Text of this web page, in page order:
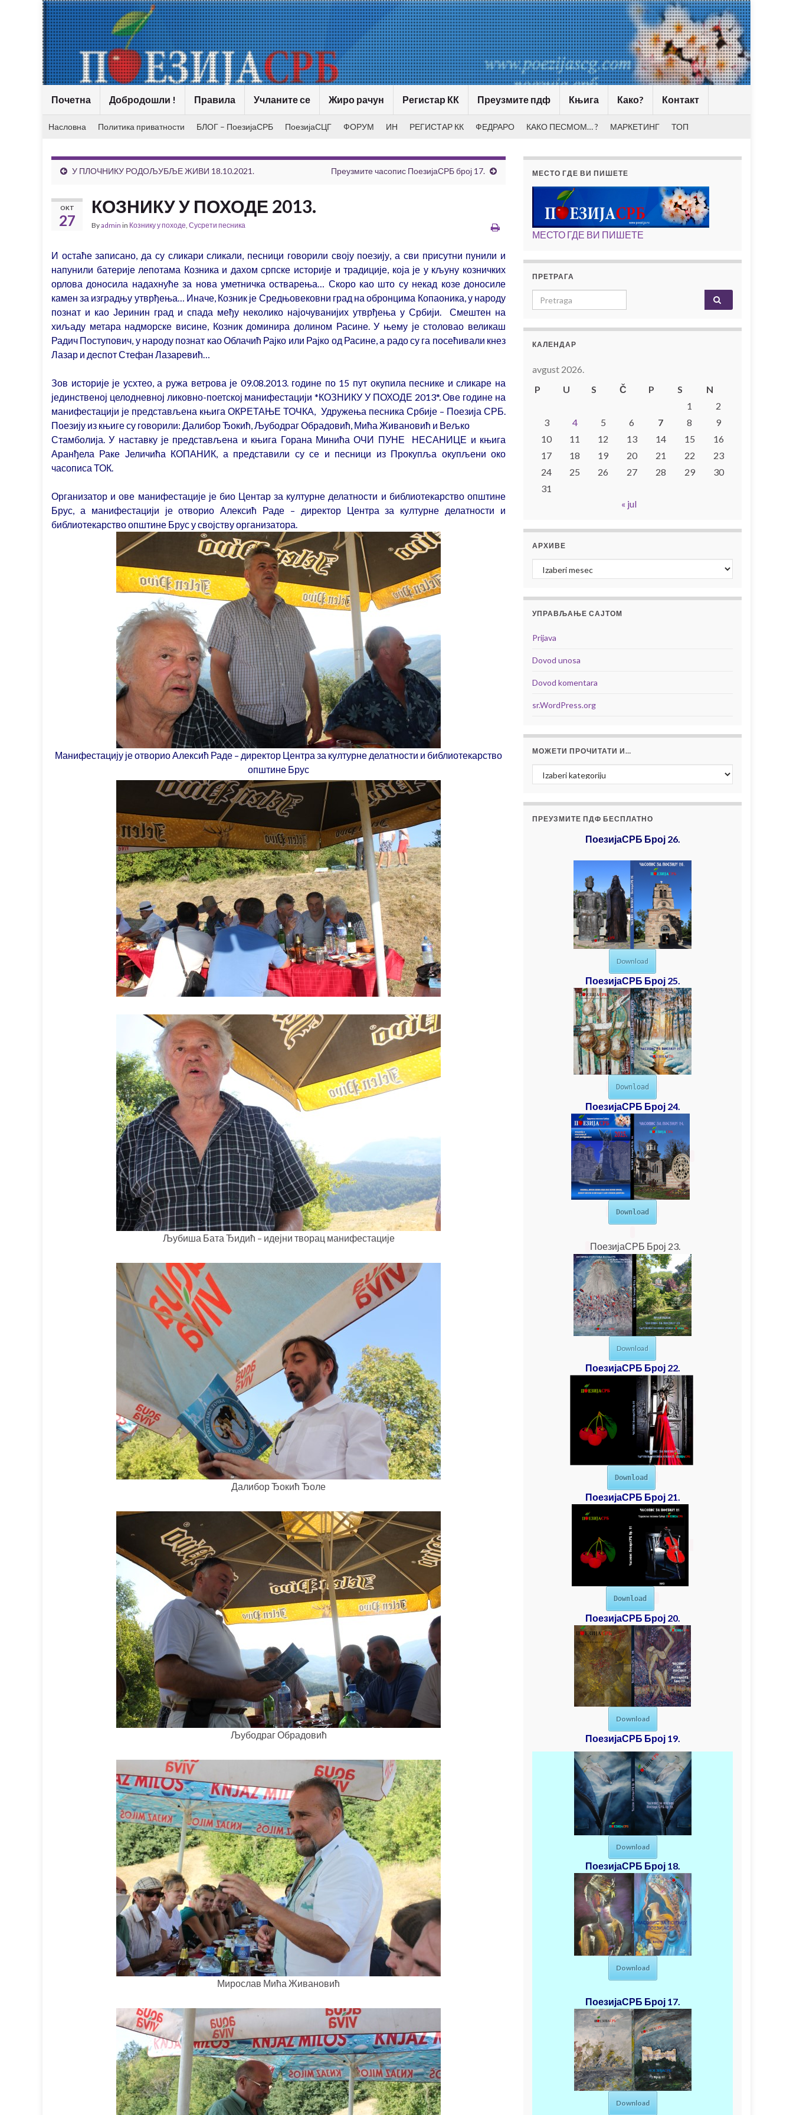
Почетна Добродошли ! Правила Учланите се Жиро рачун Регистар КК Преузмите пдф Књига Како? Контакт
Насловна Политика приватности БЛОГ – ПоезијаСРБ ПоезијаСЦГ ФОРУМ ИН РЕГИСТАР КК ФЕДРАРО КАКО ПЕСМОМ… ? МАРКЕТИНГ ТОП
У ПЛОЧНИКУ РОДОЉУБЉЕ ЖИВИ 18.10.2021. Преузмите часопис ПоезијаСРБ број 17.
OKT
27
КОЗНИКУ У ПОХОДЕ 2013.
Byadmin in Кознику у походе, Сусрети песника
И остаће записано, да су сликари сликали, песници говорили своју поезију, а сви присутни пунили и
напунили батерије лепотама Козника и дахом српске историје и традиције, која је у кљуну козничких
орлова доносила надахнуће за нова уметничка остварења… Скоро као што су некад козе доносиле
камен за изградњу утврђења… Иначе, Козник је Средњовековни град на обронцима Копаоника, у народу
познат и као Јеринин град и спада међу неколико најочуванијих утврђења у Србији. Смештен на
хиљаду метара надморске висине, Козник доминира долином Расине. У њему је столовао великаш
Радич Поступович, у народу познат као Облачић Рајко или Рајко од Расине, а радо су га посећивали кнез
Лазар и деспот Стефан Лазаревић…
Зов историје је усхтео, а ружа ветрова је 09.08.2013. године по 15 пут окупила песнике и сликаре на
јединственој целодневној ликовно-поетској манифестацији *КОЗНИКУ У ПОХОДЕ 2013*. Ове године на
манифестацији је представљена књига ОКРЕТАЊЕ ТОЧКА, Удружења песника Србије – Поезија СРБ.
Поезију из књиге су говорили: Далибор Ђокић, Љубодраг Обрадовић, Мића Живановић и Вељко
Стамболија. У наставку је представљена и књига Горана Минића ОЧИ ПУНЕ НЕСАНИЦЕ и књига
Аранђела Раке Јеличића КОПАНИК, а представили су се и песници из Прокупља окупљени око
часописа ТОК.
Организатор и ове манифестације је био Центар за културне делатности и библиотекарство општине
Брус, а манифестацији је отворио Алексић Раде – директор Центра за културне делатности и
библиотекарство општине Брус у својству организатора.
Манифестацију је отворио Алексић Раде – директор Центра за културне делатности и библиотекарство
општине Брус
Љубиша Бата Ђидић – идејни творац манифестације
Далибор Ђокић Ђоле
Љубодраг Обрадовић
Мирослав Мића Живановић
МЕСТО ГДЕ ВИ ПИШЕТЕ
МЕСТО ГДЕ ВИ ПИШЕТЕ
ПРЕТРАГА
Search for:
КАЛЕНДАР
avgust 2026.
P
U S Č P S
N
1
2
3
4 5 6 7 8
9
10
11 12 13 14 15
16
17
18 19 20 21 22
23
24
25 26 27 28 29
30
31
« jul
АРХИВЕ
Архиве
УПРАВЉАЊЕ САЈТОМ
Prijava
Dovod unosa
Dovod komentara
sr.WordPress.org
МОЖЕТИ ПРОЧИТАТИ И…
Можети прочитати и…
ПРЕУЗМИТЕ ПДФ БЕСПЛАТНО
ПоезијаСРБ Број 26.
Download
ПоезијаСРБ Број 25.
Download
ПоезијаСРБ Број 24.
Download
ПоезијаСРБ Број 23.
Download
ПоезијаСРБ Број 22.
Download
ПоезијаСРБ Број 21.
Download
ПоезијаСРБ Број 20.
Download
ПоезијаСРБ Број 19.
Download
ПоезијаСРБ Број 18.
Download
ПоезијаСРБ Број 17.
Download